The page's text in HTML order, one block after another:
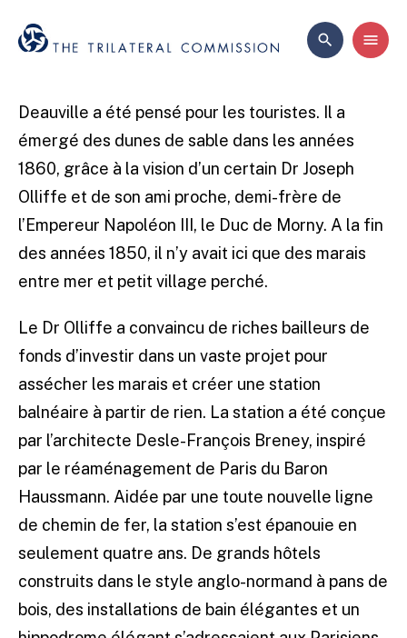
Deauville a été pensé pour les touristes. Il a
émergé des dunes de sable dans les années
1860, grâce à la vision d’un certain Dr Joseph
Olliffe et de son ami proche, demi-frère de
l’Empereur Napoléon III, le Duc de Morny. A la fin
des années 1850, il n’y avait ici que des marais
entre mer et petit village perché.
Le Dr Olliffe a convaincu de riches bailleurs de
fonds d’investir dans un vaste projet pour
assécher les marais et créer une station
balnéaire à partir de rien. La station a été conçue
par l’architecte Desle-François Breney, inspiré
par le réaménagement de Paris du Baron
Haussmann. Aidée par une toute nouvelle ligne
de chemin de fer, la station s’est épanouie en
seulement quatre ans. De grands hôtels
construits dans le style anglo-normand à pans de
bois, des installations de bain élégantes et un